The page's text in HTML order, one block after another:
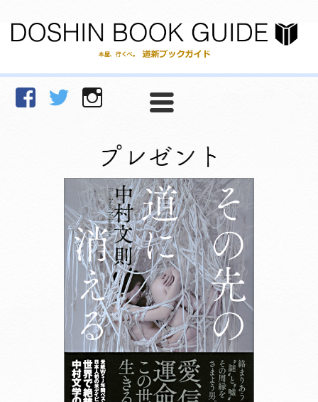
facebookTwitter Instagram